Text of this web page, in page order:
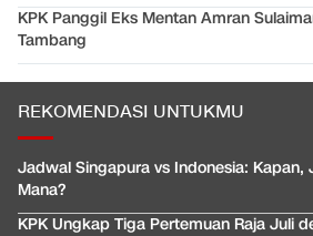
KPK Panggil Eks Mentan Amran
Tambang
REKOMENDASI UNTUKMU
Jadwal Singapura vs Indonesia: Kapan,
Mana?
KPK Ungkap Tiga Pertemuan Raja Juli